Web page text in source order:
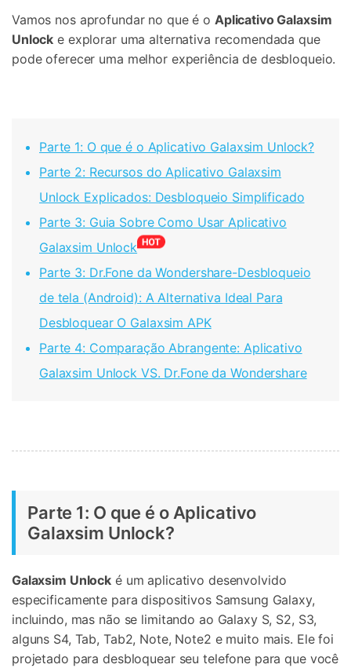
Vamos nos aprofundar no que é o Aplicativo Galaxsim
Unlock e explorar uma alternativa recomendada que
pode oferecer uma melhor experiência de desbloqueio.
Parte 1: O que é o Aplicativo Galaxsim Unlock?
Parte 2: Recursos do Aplicativo Galaxsim
Unlock Explicados: Desbloqueio Simplificado
Parte 3: Guia Sobre Como Usar Aplicativo
Galaxsim Unlock
Parte 3: Dr.Fone da Wondershare-Desbloqueio
de tela (Android): A Alternativa Ideal Para
Desbloquear O Galaxsim APK
Parte 4: Comparação Abrangente: Aplicativo
Galaxsim Unlock VS. Dr.Fone da Wondershare
Parte 1: O que é o Aplicativo
Galaxsim Unlock?
Galaxsim Unlock é um aplicativo desenvolvido
especificamente para dispositivos Samsung Galaxy,
incluindo, mas não se limitando ao Galaxy S, S2, S3,
alguns S4, Tab, Tab2, Note, Note2 e muito mais. Ele foi
projetado para desbloquear seu telefone para que você